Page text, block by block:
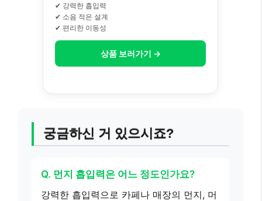
✔ 강력한 흡입력
✔ 소음 적은 설계
✔ 편리한 이동성
상품 보러가기 →
궁금하신 거 있으시죠?
Q. 먼지 흡입력은 어느 정도인가요?
강력한 흡입력으로 카페나 매장의 먼지, 머